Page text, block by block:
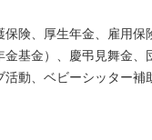
険、厚生年金、雇用
金基金）、慶弔見舞金
動、ベビーシッター補